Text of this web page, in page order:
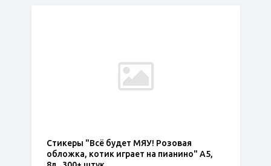
Стикеры "Всё будет МЯУ! Розовая
обложка, котик играет на пианино" А5,